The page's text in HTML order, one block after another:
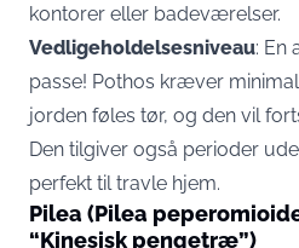
kontorer eller badeværelser.
Vedligeholdelsesniveau: En
passe! Pothos kræver
jorden føles tør, og den vil
Den tilgiver også perioder
perfekt til travle hjem.
Pilea (Pilea
“Kinesisk pengetræ”)